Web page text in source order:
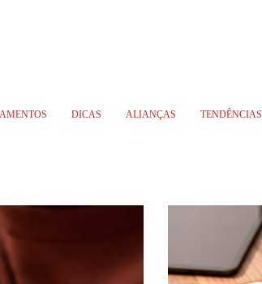
DICAS ALIANÇAS TENDÊNCIAS